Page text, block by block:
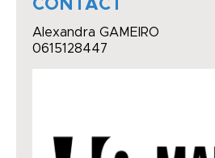
CONTACT
Alexandra GAMEIRO
0615128447